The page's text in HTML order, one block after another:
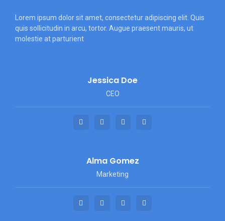
Lorem ipsum dolor sit amet, consectetur adipiscing elit. Quis
quis sollicitudin in arcu, tortor. Augue praesent mauris, ut
molestie at parturient
Jessica Doe
CEO
Alma Gomez
Marketing